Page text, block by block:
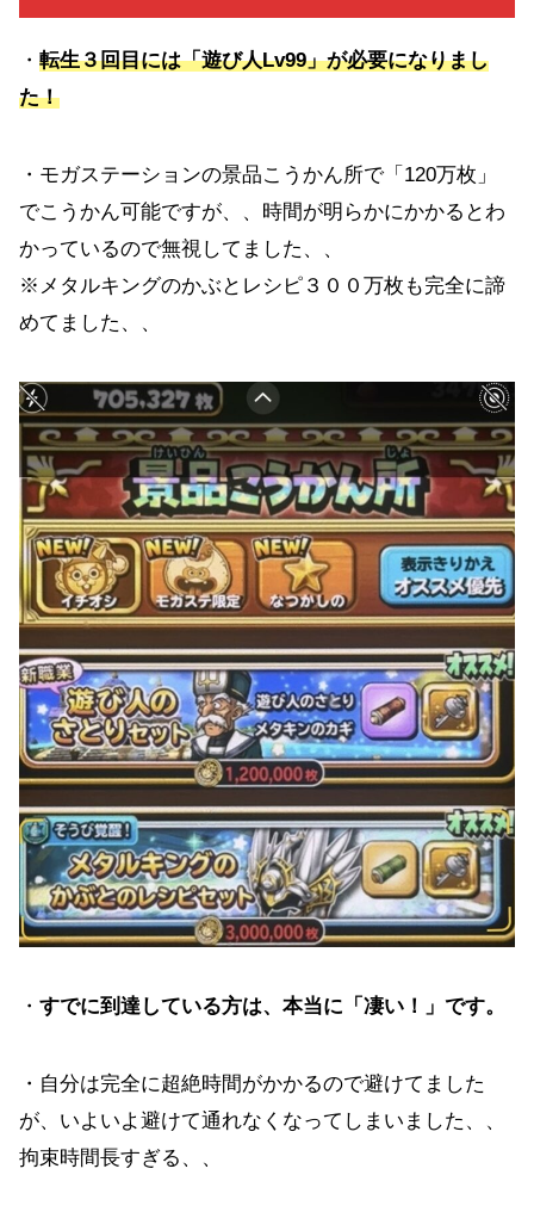
・ 転生３回目には「遊び人Lv99」が必要になりまし
た！
・モガステーションの景品こうかん所で「120万枚」
でこうかん可能ですが、、時間が明らかにかかるとわ
かっているので無視してました、、
※メタルキングのかぶとレシピ３００万枚も完全に諦
めてました、、
・ すでに到達している方は、本当に「凄い！」です。
・自分は完全に超絶時間がかかるので避けてました
が、いよいよ避けて通れなくなってしまいました、、
拘束時間長すぎる、、